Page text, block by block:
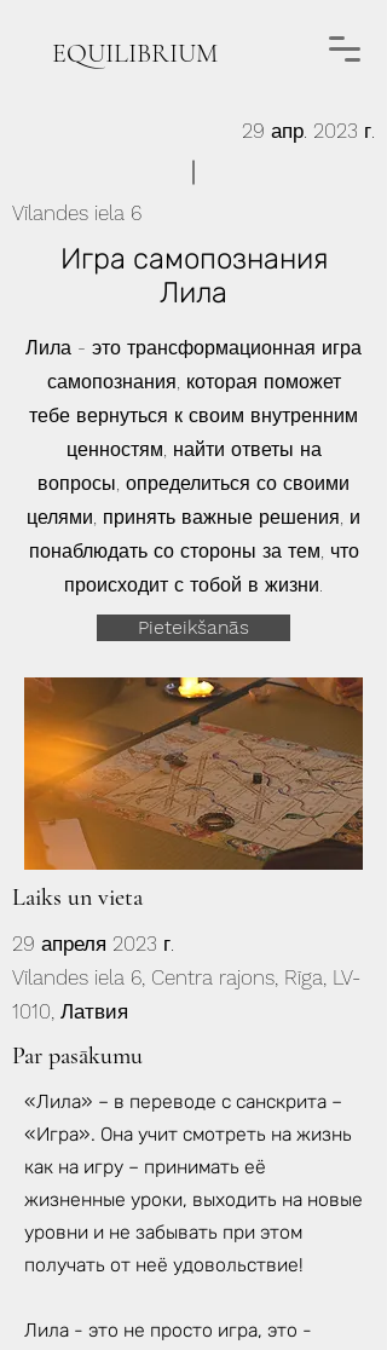
EQUILIBRIUM
29 апр. 2023 г.
Vīlandes iela 6
Игра самопознания
Лила
Лила - это трансформационная игра
самопознания, которая поможет
тебе вернуться к своим внутренним
ценностям, найти ответы на
вопросы, определиться со своими
целями, принять важные решения, и
понаблюдать со стороны за тем, что
происходит с тобой в жизни.
Pieteikšanās
Laiks un vieta
29 апреля 2023 г.
Vīlandes iela 6, Centra rajons, Rīga, LV-
1010, Латвия
Par pasākumu
«Лила» – в переводе с санскрита –
«Игра». Она учит смотреть на жизнь
как на игру – принимать её
жизненные уроки, выходить на новые
уровни и не забывать при этом
получать от неё удовольствие!
Лила - это не просто игра, это -